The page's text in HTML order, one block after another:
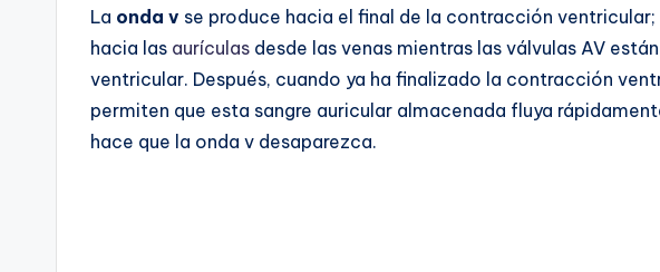
La onda v se produce hacia el final de la contracción
hacia las aurículas desde las venas mientras las válvulas AV
ventricular. Después, cuando ya ha finalizado la contracción
permiten que esta sangre auricular almacenada fluya
hace que la onda v desaparezca.